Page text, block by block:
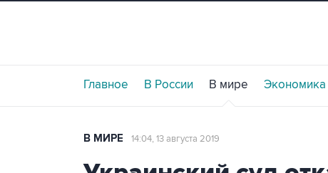
Главное В России В мире Экономика
В МИРЕ 14:04, 13 августа 2019